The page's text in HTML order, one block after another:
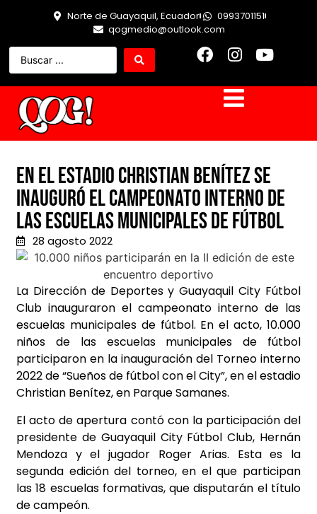
Norte de Guayaquil, Ecuador
0993701151
qogmedio@outlook.com
En el estadio Christian Benítez se
inauguró el campeonato interno de
las escuelas municipales de fútbol
28 agosto 2022
La Dirección de Deportes y Guayaquil City Fútbol
Club inauguraron el campeonato interno de las
escuelas municipales de fútbol. En el acto, 10.000
niños de las escuelas municipales de fútbol
participaron en la inauguración del Torneo interno
2022 de “Sueños de fútbol con el City”, en el estadio
Christian Benítez, en Parque Samanes.
El acto de apertura contó con la participación del
presidente de Guayaquil City Fútbol Club, Hernán
Mendoza y el jugador Roger Arias. Esta es la
segunda edición del torneo, en el que participan
las 18 escuelas formativas, que disputarán el título
de campeón.